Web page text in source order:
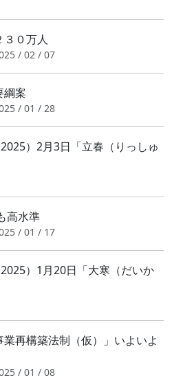
０万人
/ 02 / 07
綱案
/ 01 / 28
）2月3日「立春（りっしゅ
高水準
/ 01 / 17
）1月20日「大寒（だいか
再構築法制（仮）」いよいよ
/ 01 / 08